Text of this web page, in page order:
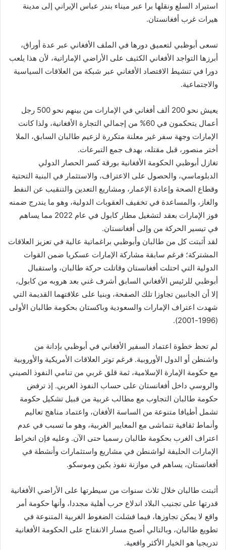
استيراد السلع ونقلها برا عبر ميناء بندر عباس الإيراني إلى مدينة
هيرات غرب أفغانستان.
تسعى أبوظبي لتعميق دورها في الملف الأفغاني عبر عدة أوراق،
أبرزها التواجد الأفغاني الكثيف على الأراضي الإماراتية، لأن هذا يلعب
دورا في تنشيط الاقتصاد الأفغاني عبر شبكة من العلاقات السياسية
والاجتماعية.
يعيش نحو 200 ألف أفغاني في الإمارات من بينهم نحو 500 رجل
أعمال يتحكمون في 60% من إجمالي التجارة الأفغانية، ولذا كانت
الإمارات وجهة سفر غير معلنة متكررة لزعيم طالبان السابق، الملا
أختر منصور، قبل مقتله، بهدف جمع التبرعات.
تغازل أبوظبي الحكومة الأفغانية بورقة كسر الحصار الدولي
الدبلوماسي، والحصول على الاعتراف، والاستثمار في البنية التحتية
وقطاع الصحة وإعادة الإعمار، ومشاريع التعدين والتنقيب عن النفط
والغاز، والمساعدة في تخفيف العقوبات الدولية، وهو ما يندرج ضمنه
فوز الإمارات بعقد لتشغيل مطار كابول في عام 2022 مما يساهم
في تيسير الحركة من وإلى أفغانستان.
لقد أثبتت كل من طالبان وأبوظبي براغماتية عالية في تعزيز العلاقات
المشتركة؛ فرغم سابقة مشاركة الإمارات عسكريا ضمن القوات
الدولية التي احتلت أفغانستان وقاتلت حركة طالبان، واستقبال
أبوظبي للرئيس الأفغاني السابق أشرف غني بعد هروبه من كابول،
إلا أن الجانبين تجاوزا تلك الصفحة، وبنيا على علاقتهما القديمة التي
شهدت اعتراف الإمارات والسعودية وباكستان بحكومة طالبان الأولى
(1996-2001).
لم تحظ خطوة اعتماد السفير الأفغاني في أبوظبي بإدانة من
واشنطن أو الدول الأوروبية. فرغم توتر العلاقات الأمريكية والأوروبية
مع حكومة الإمارة الإسلامية، ثمة قلق غربي من تنامي النفوذ الصيني
والروسي داخل أفغانستان على حساب النفوذ الغربي. إذ ترفض
حكومة طالبان التجاوب مع مطالب غربية من قبيل تشكيل حكومة
تشمل أطيافا متنوعة من الساسة الأفغان، واعتماد مناهج تعاليم
وأنماط ثقافية تتماشى مع المعايير الغربية، وهو ما تسبب في عدم
اعتراف الغرب بحكومة طالبان رسميا حتى الآن. وعليه فإن انخراط
الإمارات الحليفة لواشنطن في مشاريع واستثمارات وأنشطة في
أفغانستان، يساهم في موازنة نفوذ بكين وموسكو.
أثبتت طالبان خلال ثلاث سنوات من سيطرتها على الأراضي الأفغانية
قدرتها على تجنيب البلاد اندلاع حرب أهلية مجددا، وأنها حكومة أمر
واقع لا يمكن تجاوزها، فيما فشلت الضغوط الغربية المتنوعة في
تطويع طالبان، وبالتالي أصبح مسار الانفتاح على الحكومة الأفغانية
تدريجيا هو الخيار الأكثر واقعية.